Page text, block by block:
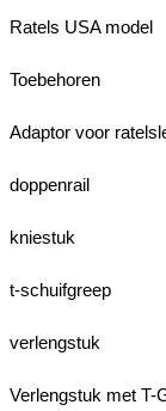
Ratels USA model
Toebehoren
Adaptor voor
doppenrail
kniestuk
t-schuifgreep
verlengstuk
Verlengstuk met T-